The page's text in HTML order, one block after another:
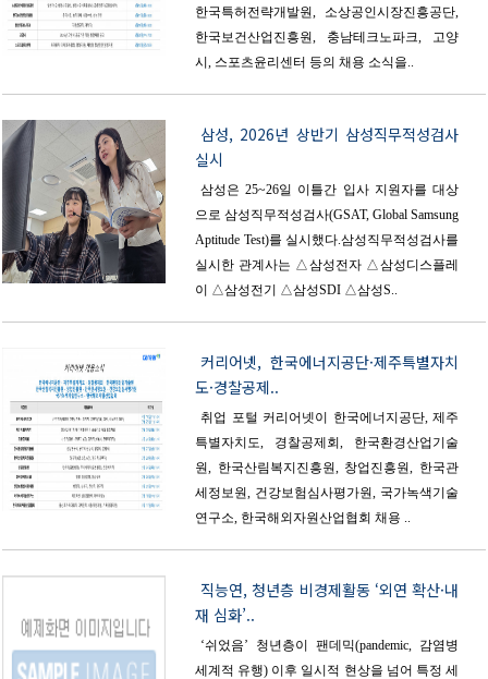
한국특허전략개발원, 소상공인시장진흥공단,
한국보건산업진흥원, 충남테크노파크, 고양
시, 스포츠윤리센터 등의 채용 소식을..
삼성, 2026년 상반기 삼성직무적성검사
실시
삼성은 25~26일 이틀간 입사 지원자를 대상
으로 삼성직무적성검사(GSAT, Global Samsung
Aptitude Test)를 실시했다.삼성직무적성검사를
실시한 관계사는 △삼성전자 △삼성디스플레
이 △삼성전기 △삼성SDI △삼성S..
커리어넷, 한국에너지공단·제주특별자치
도·경찰공제..
취업 포털 커리어넷이 한국에너지공단, 제주
특별자치도, 경찰공제회, 한국환경산업기술
원, 한국산림복지진흥원, 창업진흥원, 한국관
세정보원, 건강보험심사평가원, 국가녹색기술
연구소, 한국해외자원산업협회 채용 ..
직능연, 청년층 비경제활동 ‘외연 확산·내
재 심화’..
‘쉬었음’ 청년층이 팬데믹(pandemic, 감염병
세계적 유행) 이후 일시적 현상을 넘어 특정 세